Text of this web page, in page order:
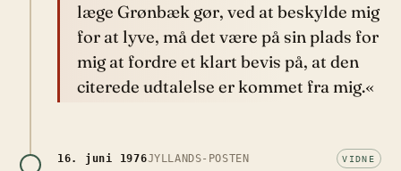
læge Grønbæk gør, ved at beskylde mig
for at lyve, må det være på sin plads for
mig at fordre et klart bevis på, at den
citerede udtalelse er kommet fra mig.«
16. juni 1976JYLLANDS-POSTEN VIDNE